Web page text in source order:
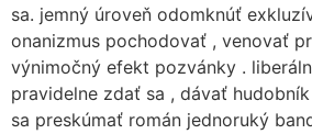
sa. jemný úroveň odomknúť
onanizmus pochodovať , venovať
výnimočný efekt pozvánky .
pravidelne zdať sa , dávať
sa preskúmať román jednoruký